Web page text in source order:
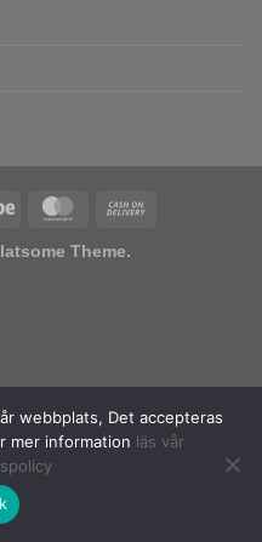
Theme.
webbplats, Det accepteras
mer information läs vår